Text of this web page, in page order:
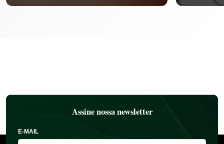
Assine nossa newsletter
E-MAIL